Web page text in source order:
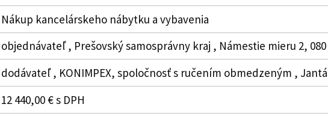
Nákup kancelárskeho nábytku a vybavenia
objednávateľ , Prešovský samosprávny kraj , Námestie mieru 2, 080
dodávateľ , KONIMPEX, spoločnosť s ručením obmedzeným ,
12 440,00 € s DPH